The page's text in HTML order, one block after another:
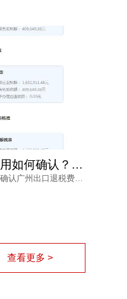
广州出口退税费用多少才合理？别让隐形收费拖垮你的利润
查看更多 >